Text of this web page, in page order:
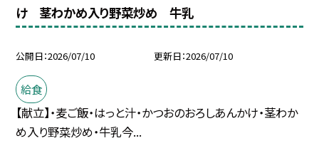
け 茎わかめ入り野菜炒め 牛乳
公開日 2026/07/10 更新日 2026/07/10
給食
【献立】・麦ご飯・はっと汁・かつおのおろしあんかけ・茎わか
め入り野菜炒め・牛乳今...